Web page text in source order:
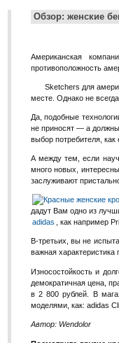
Обзор: женские
Американская
противоположность
Sketchers для
месте. Однако не
Да, подобные
не приносят — а
выбор потребителя, как
А между тем, если
много новых,
заслуживают
дадут Вам одно из
adidas
, как например
В-третьих, вы не
важная
Износостойкость и
демократичная цена,
в 2 800 рублей. В
моделями, как: adidas
Автор: Wendolor